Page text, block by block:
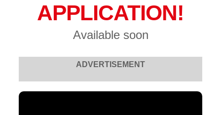
APPLICATION!
Available soon
ADVERTISEMENT